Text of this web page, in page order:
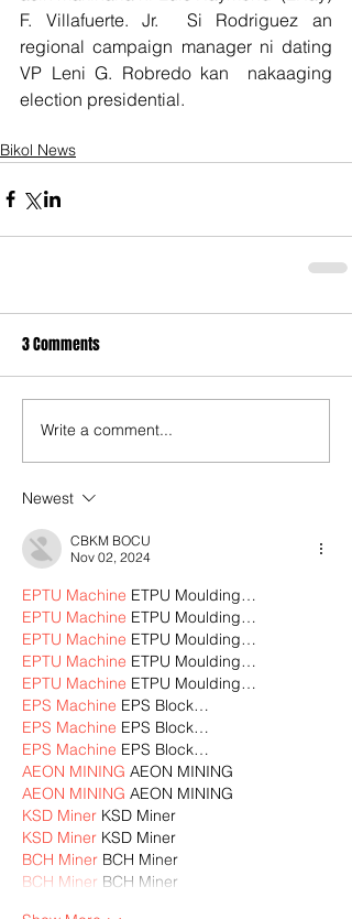
F. Villafuerte. Jr.  Si Rodriguez an
regional campaign manager ni dating
VP Leni G. Robredo kan  nakaaging
election presidential.
Bikol News
3 Comments
Write a comment...
Newest
CBKM BOCU
Nov 02, 2024
EPTU Machine ETPU Moulding…
EPTU Machine ETPU Moulding…
EPTU Machine ETPU Moulding…
EPTU Machine ETPU Moulding…
EPTU Machine ETPU Moulding…
EPS Machine EPS Block…
EPS Machine EPS Block…
EPS Machine EPS Block…
AEON MINING AEON MINING
AEON MINING AEON MINING
KSD Miner KSD Miner
KSD Miner KSD Miner
BCH Miner BCH Miner
BCH Miner BCH Miner